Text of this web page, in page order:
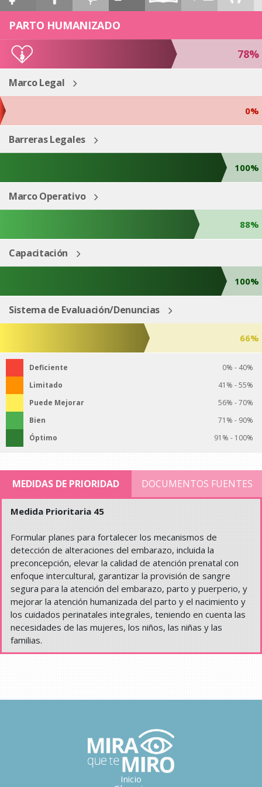
ESP ENG
PARTO HUMANIZADO
78%
Marco Legal
0%
Barreras Legales
100%
Marco Operativo
88%
Capacitación
100%
Sistema de Evaluación/Denuncias
66%
Deficiente
0% - 40%
Limitado
41% - 55%
Puede Mejorar
56% - 70%
Bien
71% - 90%
Óptimo
91% - 100%
MEDIDAS DE PRIORIDAD DOCUMENTOS FUENTES
Medida Prioritaria 45
Formular planes para fortalecer los mecanismos de
detección de alteraciones del embarazo, incluida la
preconcepción, elevar la calidad de atención prenatal con
enfoque intercultural, garantizar la provisión de sangre
segura para la atención del embarazo, parto y puerperio, y
mejorar la atención humanizada del parto y el nacimiento y
los cuidados perinatales integrales, teniendo en cuenta las
necesidades de las mujeres, los niños, las niñas y las
familias.
Inicio